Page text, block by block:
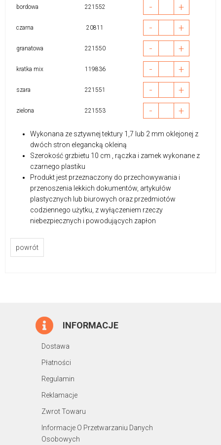
bordowa 221552 - +
czarna 20811 - +
granatowa 221550 - +
kratka mix 119836 - +
szara 221551 - +
zielona 221553 - +
Wykonana ze sztywnej tektury 1,7 lub 2 mm oklejonej z
dwóch stron elegancką okleiną
Szerokość grzbietu 10 cm , rączka i zamek wykonane z
czarnego plastiku
Produkt jest przeznaczony do przechowywania i
przenoszenia lekkich dokumentów, artykułów
plastycznych lub biurowych oraz przedmiotów
codziennego użytku, z wyłączeniem rzeczy
niebezpiecznych i powodujących zapłon
powrót
INFORMACJE
Dostawa
Płatności
Regulamin
Reklamacje
Zwrot Towaru
Informacje O Przetwarzaniu Danych
Osobowych